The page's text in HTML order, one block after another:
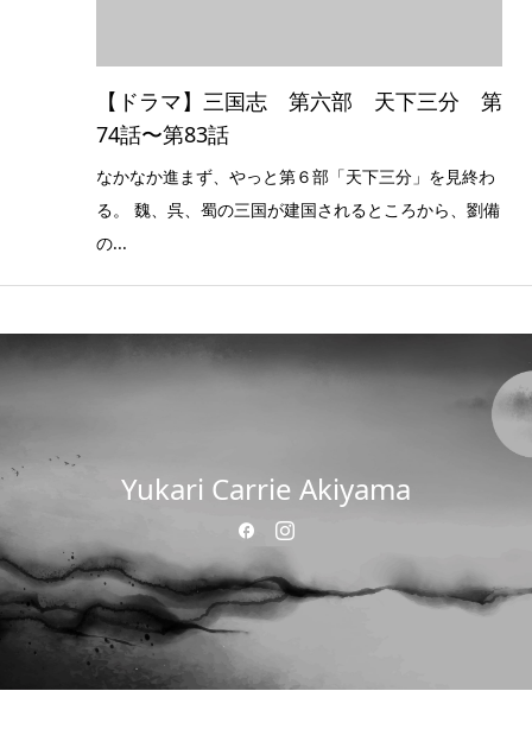
【ドラマ】三国志 第六部 天下三分 第
74話〜第83話
なかなか進まず、やっと第６部「天下三分」を見終わ
る。 魏、呉、蜀の三国が建国されるところから、劉備
の...
Yukari Carrie Akiyama